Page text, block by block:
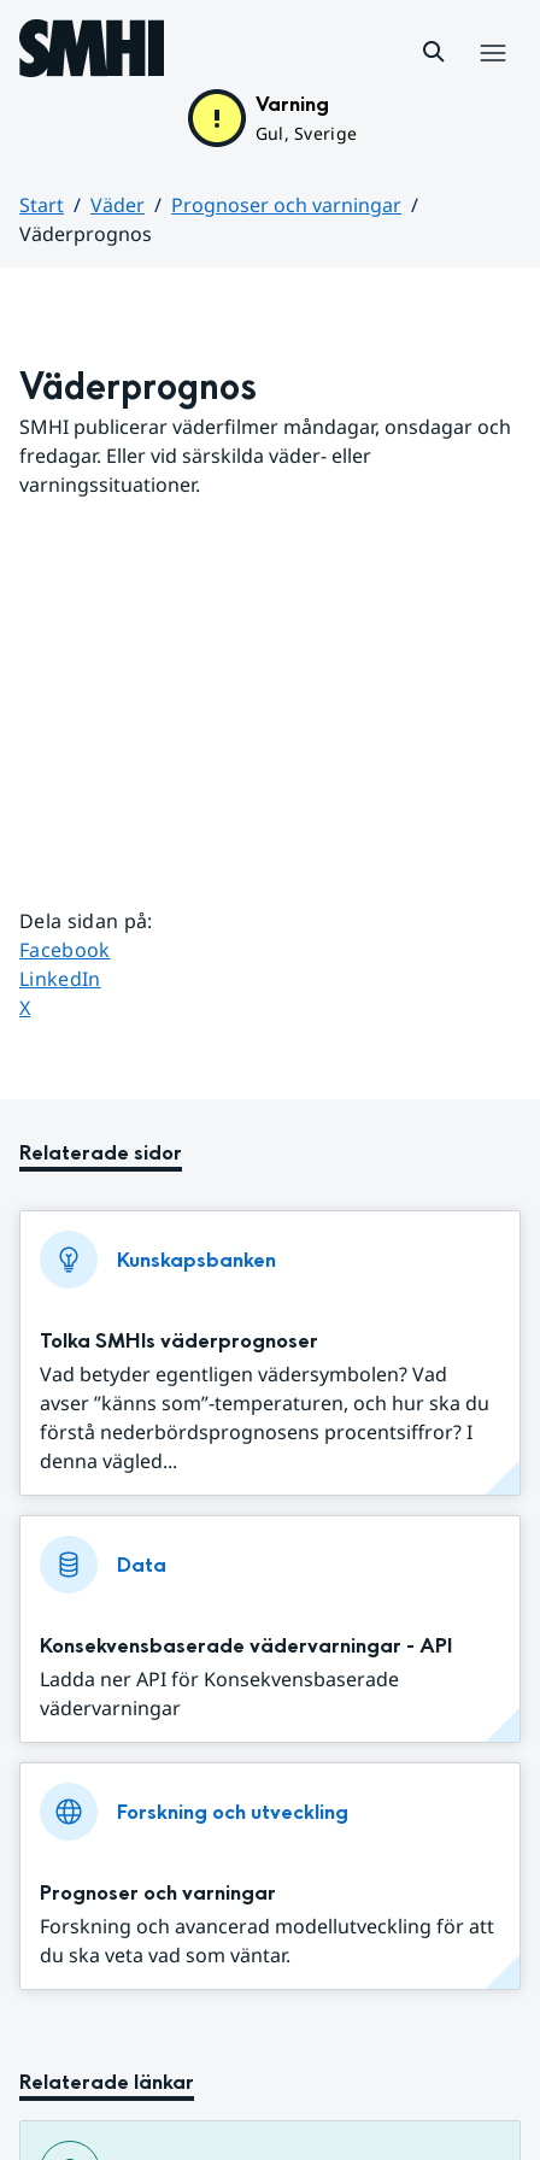
Hoppa till sidans innehåll
Varning
Gul, Sverige
Start Väder
Prognoser och varningar
Väderprognos
Väderprognos
SMHI publicerar väderfilmer måndagar, onsdagar och
fredagar. Eller vid särskilda väder- eller
varningssituationer.
Dela sidan på:
Dela sidan på
Facebook
Dela sidan på
LinkedIn
Dela sidan på
X
Relaterade sidor
Kunskapsbanken
Tolka SMHIs väderprognoser
Vad betyder egentligen vädersymbolen? Vad
avser ”känns som”-temperaturen, och hur ska du
förstå nederbördsprognosens procentsiffror? I
denna vägled...
Data
Konsekvensbaserade vädervarningar - API
Ladda ner API för Konsekvensbaserade
vädervarningar
Forskning och utveckling
Prognoser och varningar
Forskning och avancerad modellutveckling för att
du ska veta vad som väntar.
Relaterade länkar